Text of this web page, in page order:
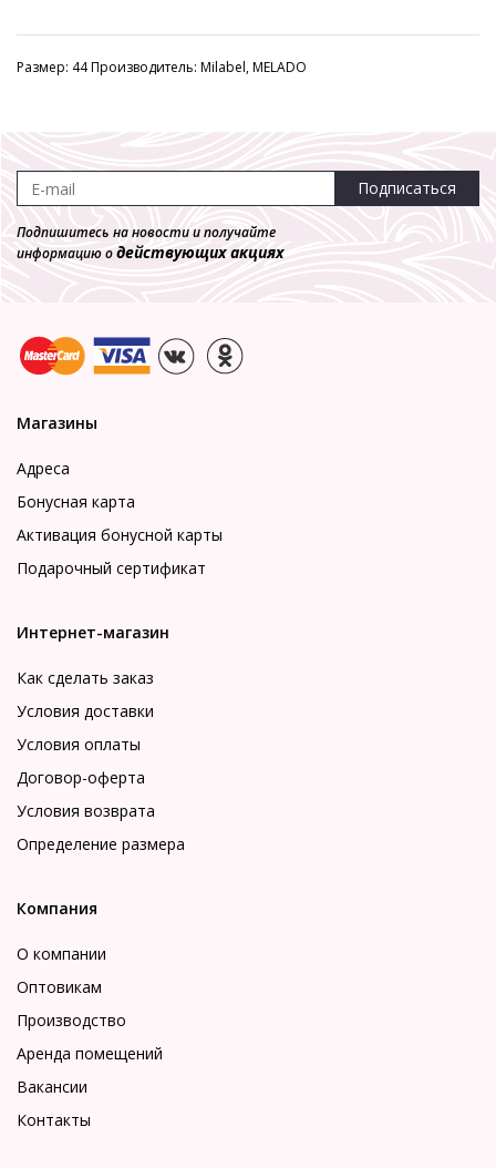
Размер: 44 Производитель: Milabel, MELADO
Подписаться
Подпишитесь на новости и получайте
информацию одействующих акциях
Магазины
Адреса
Бонусная карта
Активация бонусной карты
Подарочный сертификат
Интернет-магазин
Как сделать заказ
Условия доставки
Условия оплаты
Договор-оферта
Условия возврата
Определение размера
Компания
О компании
Оптовикам
Производство
Аренда помещений
Вакансии
Контакты